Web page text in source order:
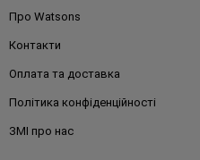
Про Watsons
Контакти
Оплата та доставка
Політика конфіденційності
ЗМІ про нас